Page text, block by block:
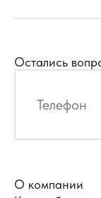
Остались
О компании